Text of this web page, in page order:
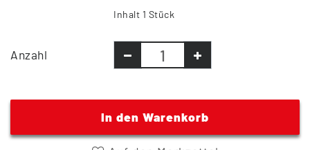
Inhalt 1 Stück
Anzahl
In den Warenkorb